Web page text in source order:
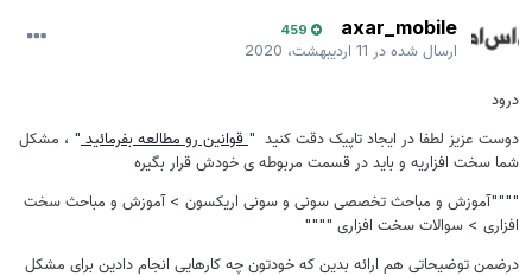
axar_mobile
459
ارسال شده در11 اردیبهشت، 2020
درود
دوست عزیز لطفا در ایجاد تاپیک دقت کنید " قوانین رو مطالعه بفرمائید" ، مشکل
شما سخت افزاریه و باید در قسمت مربوطه ی خودش قرار بگیره
""""آموزش و مباحث تخصصی سونی و سونی اریکسون > آموزش و مباحث سخت
افزاری > سوالات سخت افزاری """"
درضمن توضیحاتی هم ارائه بدین که خودتون چه کارهایی انجام دادین برای مشکل